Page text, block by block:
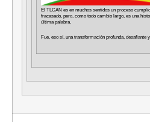
El TLCAN es en muchos sentidos un proceso
fracasado, pero, como todo cambio largo, es una
última palabra.
Fue, eso sí, una transformación profunda, desafiante y